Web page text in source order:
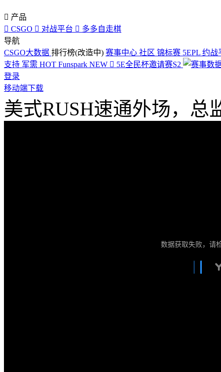
 产品
 CSGO  对战平台  多多自走棋
导航
CSGO大数据 排行榜(改造中) 赛事中心 社区 锦标赛 5EPL 约战
支持 军需 HOT Funspark NEW  5E全民杯邀请赛S2
登录
移动端下载
美式RUSH速通外场，总
数据获取失败，请